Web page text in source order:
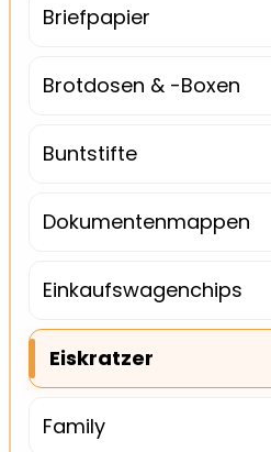
Briefpapier
Brotdosen & -Boxen
Buntstifte
Dokumentenmappen
Einkaufswagenchips
Eiskratzer
Family